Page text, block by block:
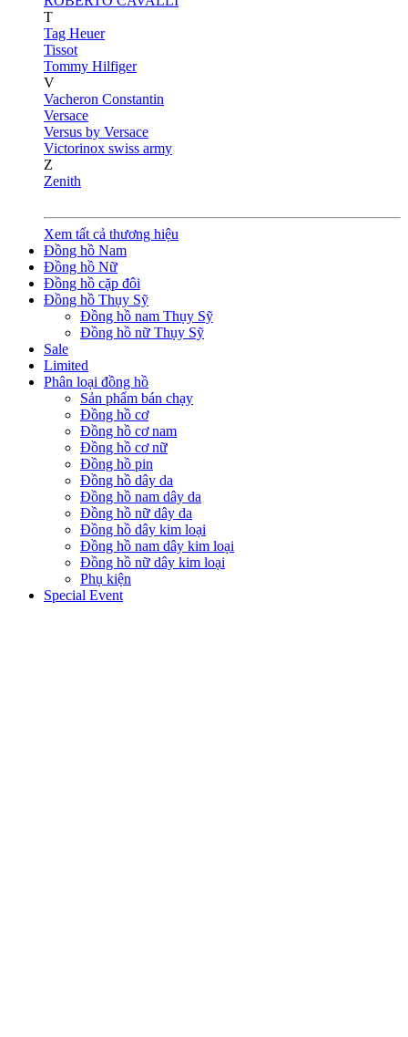
T
Tag Heuer
Tissot
Tommy Hilfiger
V
Vacheron Constantin
Versace
Versus by Versace
Victorinox swiss army
Z
Zenith
Xem tất cả thương hiệu
Đồng hồ Nam
Đồng hồ Nữ
Đồng hồ cặp đôi
Đồng hồ Thụy Sỹ
Đồng hồ nam Thụy Sỹ
Đồng hồ nữ Thụy Sỹ
Sale
Limited
Phân loại đồng hồ
Sản phẩm bán chạy
Đồng hồ cơ
Đồng hồ cơ nam
Đồng hồ cơ nữ
Đồng hồ pin
Đồng hồ dây da
Đồng hồ nam dây da
Đồng hồ nữ dây da
Đồng hồ dây kim loại
Đồng hồ nam dây kim loại
Đồng hồ nữ dây kim loại
Phụ kiện
Special Event